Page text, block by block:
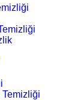
Temizliği